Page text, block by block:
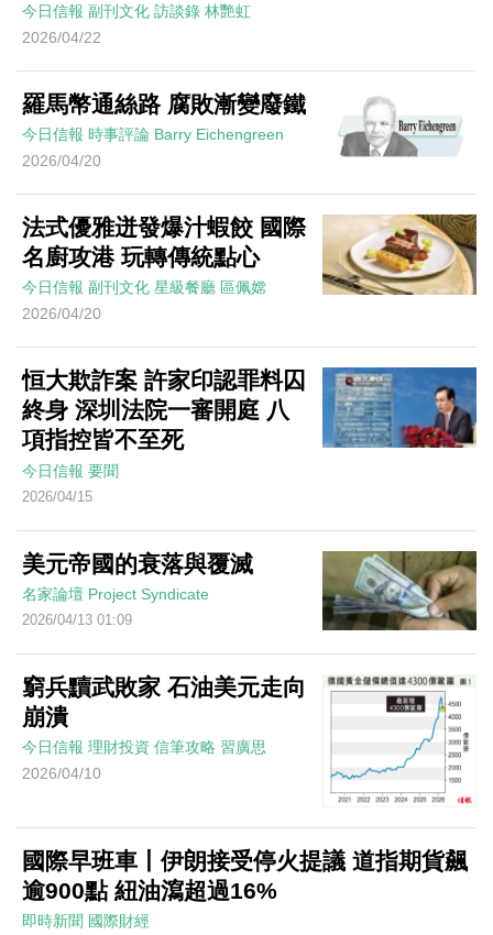
今日信報 副刊文化 訪談錄 林艷虹
2026/04/22
羅馬幣通絲路 腐敗漸變廢鐵
今日信報 時事評論 Barry Eichengreen
2026/04/20
法式優雅迸發爆汁蝦餃 國際
名廚攻港 玩轉傳統點心
今日信報 副刊文化 星級餐廳 區佩嫦
2026/04/20
恒大欺詐案 許家印認罪料囚
終身 深圳法院一審開庭 八
項指控皆不至死
今日信報 要聞
2026/04/15
美元帝國的衰落與覆滅
名家論壇 Project Syndicate
2026/04/13 01:09
窮兵黷武敗家 石油美元走向
崩潰
今日信報 理財投資 信筆攻略 習廣思
2026/04/10
國際早班車丨伊朗接受停火提議 道指期貨飆
逾900點 紐油瀉超過16%
即時新聞 國際財經